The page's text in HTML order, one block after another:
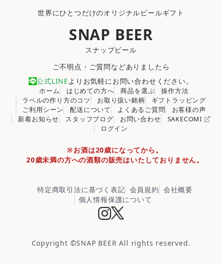
世界にひとつだけのオリジナルビールギフト
SNAP BEER
スナップビール
ご不明点・ご質問などありましたら
公式LINEよりお気軽にお問い合わせください。
ホーム はじめての方へ 商品を選ぶ
操作方法
ラベルの作り方のコツ
お取り扱い銘柄
ギフトラッピング
ご利用シーン
配送について よくあるご質問
お客様の声
新着お知らせ
スタッフブログ お問い合わせ
SAKECOMI
ログイン
※お酒は20歳になってから。
20歳未満の方への酒類の販売はいたしておりません。
特定商取引法に基づく表記 会員規約 会社概要
個人情報保護について
Copyright ©SNAP BEER All rights reserved.